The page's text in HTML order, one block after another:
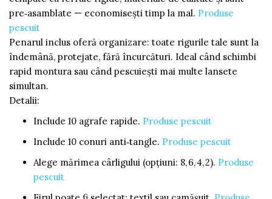
pre‑asamblate — economiseşti timp la mal. Produse
pescuit
Penarul inclus oferă organizare: toate rigurile tale sunt la
îndemână, protejate, fără încurcături. Ideal când schimbi
rapid montura sau când pescuieşti mai multe lansete
simultan.
Detalii:
Include 10 agrafe rapide. Produse pescuit
Include 10 conuri anti‑tangle. Produse pescuit
Alege mărimea cârligului (opţiuni: 8, 6, 4, 2). Produse
pescuit